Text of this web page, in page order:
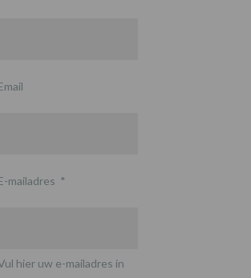
mailadres *
hier uw e-mailadres in